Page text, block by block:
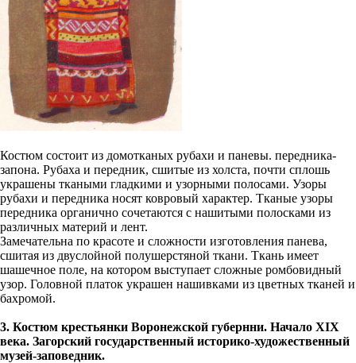
Костюм состоит из домотканых рубахи и паневы. передника-
запона. Рубаха и передник, сшитые из холста, почти сплошь
украшены ткаными гладкими и узорными полосами. Узоры
рубахи и передника носят ковровый характер. Тканые узоры
передника органично сочетаются с нашитыми полосками из
различных материй и лент.
Замечательна по красоте и сложности изготовления панева,
сшитая из двуслойной полушерстяной ткани. Ткань имеет
шашечное поле, на котором выступает сложные ромбовидный
узор. Головной платок украшен нашивками из цветных тканей и
бахромой.
3. Костюм крестьянки Воронежской губернни. Начало XIX
века. Загорский государственный историко-художественный
музей-заповедник.